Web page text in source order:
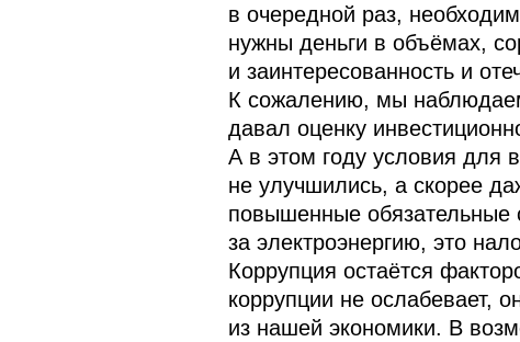
в очередной раз,
нужны деньги в объёмах,
и заинтересованность и
К сожалению, мы
давал оценку
А в этом году условия для
не улучшились, а скорее
повышенные обязательные
за электроэнергию, это
Коррупция остаётся
коррупции не ослабевает,
из нашей экономики. В